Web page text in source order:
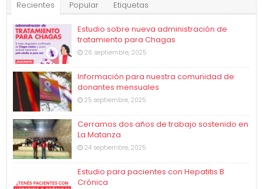
Recientes Popular Etiquetas
Estudio sobre nueva administración de
tratamiento para Chagas
26 septiembre, 2025
Información para nuestra comunidad de
donantes mensuales
25 septiembre, 2025
Cerramos dos años de trabajo sostenido en
La Matanza
24 septiembre, 2025
Estudio para pacientes con Hepatitis B
Crónica